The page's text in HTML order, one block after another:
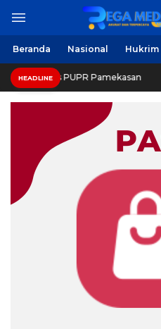
Beranda Nasional Hukrim
HEADLINE
PUPR Pamekasan